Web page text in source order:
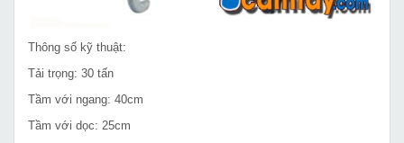
Thông số kỹ thuật:
Tải trọng: 30 tấn
Tầm với ngang: 40cm
Tầm với dọc: 25cm